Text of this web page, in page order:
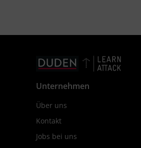
Unternehmen
Über uns
Kontakt
Jobs bei uns